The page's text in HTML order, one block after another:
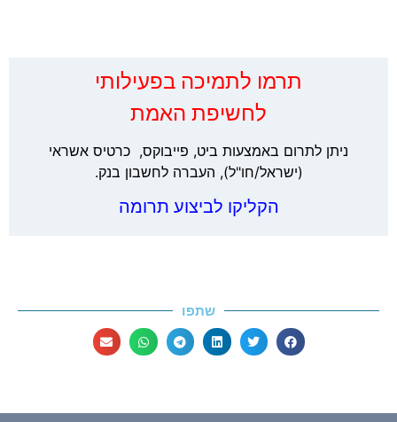
‏תרמו לתמיכה בפעילותי
לחשיפת האמת
ניתן לתרום באמצעות ביט, פייבוקס, כרטיס אשראי
(ישראל/חו"ל), העברה לחשבון בנק.
הקליקו לביצוע תרומה
שתפו